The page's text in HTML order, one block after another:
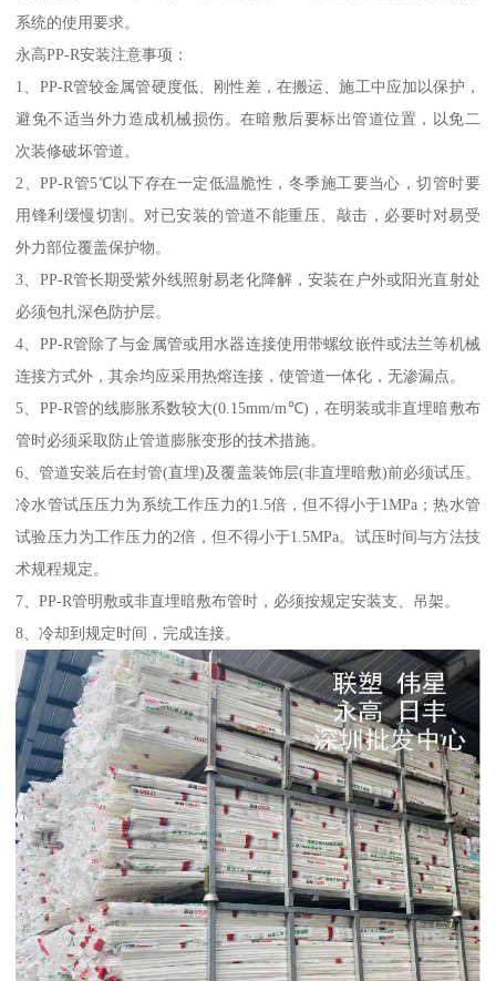
系统的使用要求。
永高PP-R安装注意事项：
1、PP-R管较金属管硬度低、刚性差，在搬运、施工中应加以保护，
避免不适当外力造成机械损伤。在暗敷后要标出管道位置，以免二
次装修破坏管道。
2、PP-R管5℃以下存在一定低温脆性，冬季施工要当心，切管时要
用锋利缓慢切割。对已安装的管道不能重压、敲击，必要时对易受
外力部位覆盖保护物。
3、PP-R管长期受紫外线照射易老化降解，安装在户外或阳光直射处
必须包扎深色防护层。
4、PP-R管除了与金属管或用水器连接使用带螺纹嵌件或法兰等机械
连接方式外，其余均应采用热熔连接，使管道一体化，无渗漏点。
5、PP-R管的线膨胀系数较大(0.15mm/m℃)，在明装或非直埋暗敷布
管时必须采取防止管道膨胀变形的技术措施。
6、管道安装后在封管(直埋)及覆盖装饰层(非直埋暗敷)前必须试压。
冷水管试压压力为系统工作压力的1.5倍，但不得小于1MPa；热水管
试验压力为工作压力的2倍，但不得小于1.5MPa。试压时间与方法技
术规程规定。
7、PP-R管明敷或非直埋暗敷布管时，必须按规定安装支、吊架。
8、冷却到规定时间，完成连接。